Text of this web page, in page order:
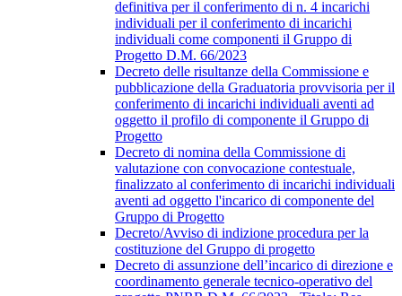
definitiva per il conferimento di n. 4 incarichi
individuali per il conferimento di incarichi
individuali come componenti il Gruppo di
Progetto D.M. 66/2023
Decreto delle risultanze della Commissione e
pubblicazione della Graduatoria provvisoria per il
conferimento di incarichi individuali aventi ad
oggetto il profilo di componente il Gruppo di
Progetto
Decreto di nomina della Commissione di
valutazione con convocazione contestuale,
finalizzato al conferimento di incarichi individuali
aventi ad oggetto l'incarico di componente del
Gruppo di Progetto
Decreto/Avviso di indizione procedura per la
costituzione del Gruppo di progetto
Decreto di assunzione dell’incarico di direzione e
coordinamento generale tecnico-operativo del